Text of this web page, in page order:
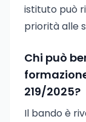
istituto può
priorità alle
Chi può
219/2025?
Il bando è